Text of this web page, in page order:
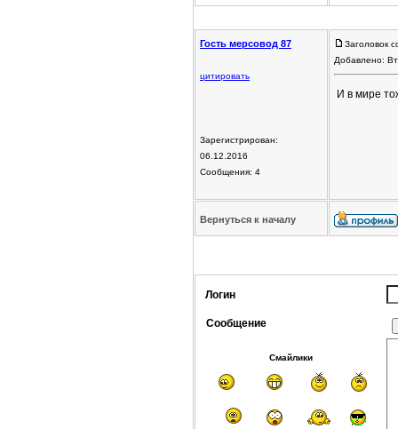
Гость мерсовод 87
цитировать
Зарегистрирован:
06.12.2016
Сообщения: 4
Заголовок
Добавлено:
И в мире
Вернуться к началу
Логин
Сообщение
Смайлики